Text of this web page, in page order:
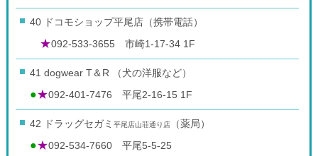
40 ドコモショップ平尾店（携帯電話）
★092-533-3655 市崎1-17-34 1F
41 dogwear T＆R （犬の洋服など）
●★092-401-7476 平尾2-16-15 1F
42 ドラッグセガミ 平尾店山荘通り店（薬局）
●★092-534-7660 平尾5-5-25